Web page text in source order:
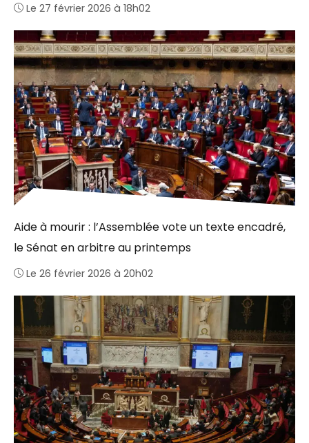
Le 27 février 2026 à 18h02
Aide à mourir : l’Assemblée vote un texte encadré,
le Sénat en arbitre au printemps
Le 26 février 2026 à 20h02